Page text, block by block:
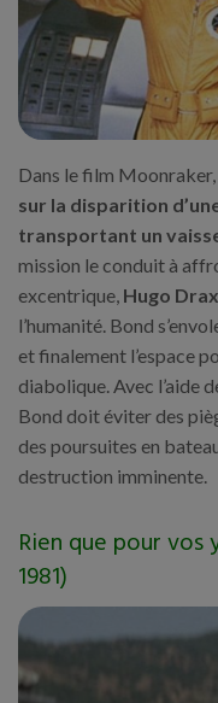
Dans le film Moonraker,
sur la disparition
transportant un
mission le conduit à
excentrique, Hugo Drax
l’humanité. Bond
et finalement l’espace
diabolique. Avec l’aide
Bond doit éviter des
des poursuites en
destruction imminente.
Rien que pour vos
1981)